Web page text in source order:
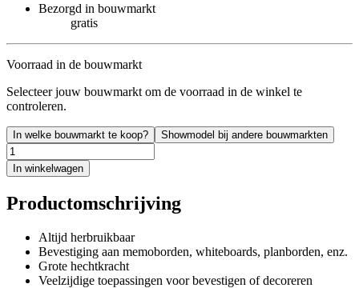
Bezorgd in bouwmarkt
gratis
Voorraad in de bouwmarkt
Selecteer jouw bouwmarkt om de voorraad in de winkel te
controleren.
In welke bouwmarkt te koop? Showmodel bij andere bouwmarkten
In winkelwagen
Productomschrijving
Altijd herbruikbaar
Bevestiging aan memoborden, whiteboards, planborden, enz.
Grote hechtkracht
Veelzijdige toepassingen voor bevestigen of decoreren